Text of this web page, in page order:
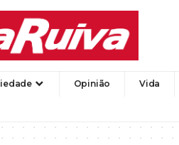
Opinião Vida